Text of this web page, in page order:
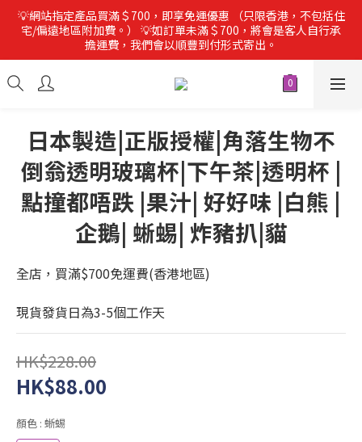
💡網站指定產品買滿＄700，即享免運優惠 （只限香港，不包括住
宅/偏遠地區附加費。） 💡如訂單未滿＄700，將會是客人自行承
擔運費，我們會以順豐到付形式寄出。
日本製造|正版授權|角落生物不
倒翁透明玻璃杯|下午茶|透明杯 |
點撞都唔跌 |果汁| 好好味 |白熊 |
企鵝| 蜥蜴| 炸豬扒|貓
全店，買滿$700免運費(香港地區)
現貨發貨日為3-5個工作天
HK$228.00
HK$88.00
顏色 : 蜥蜴